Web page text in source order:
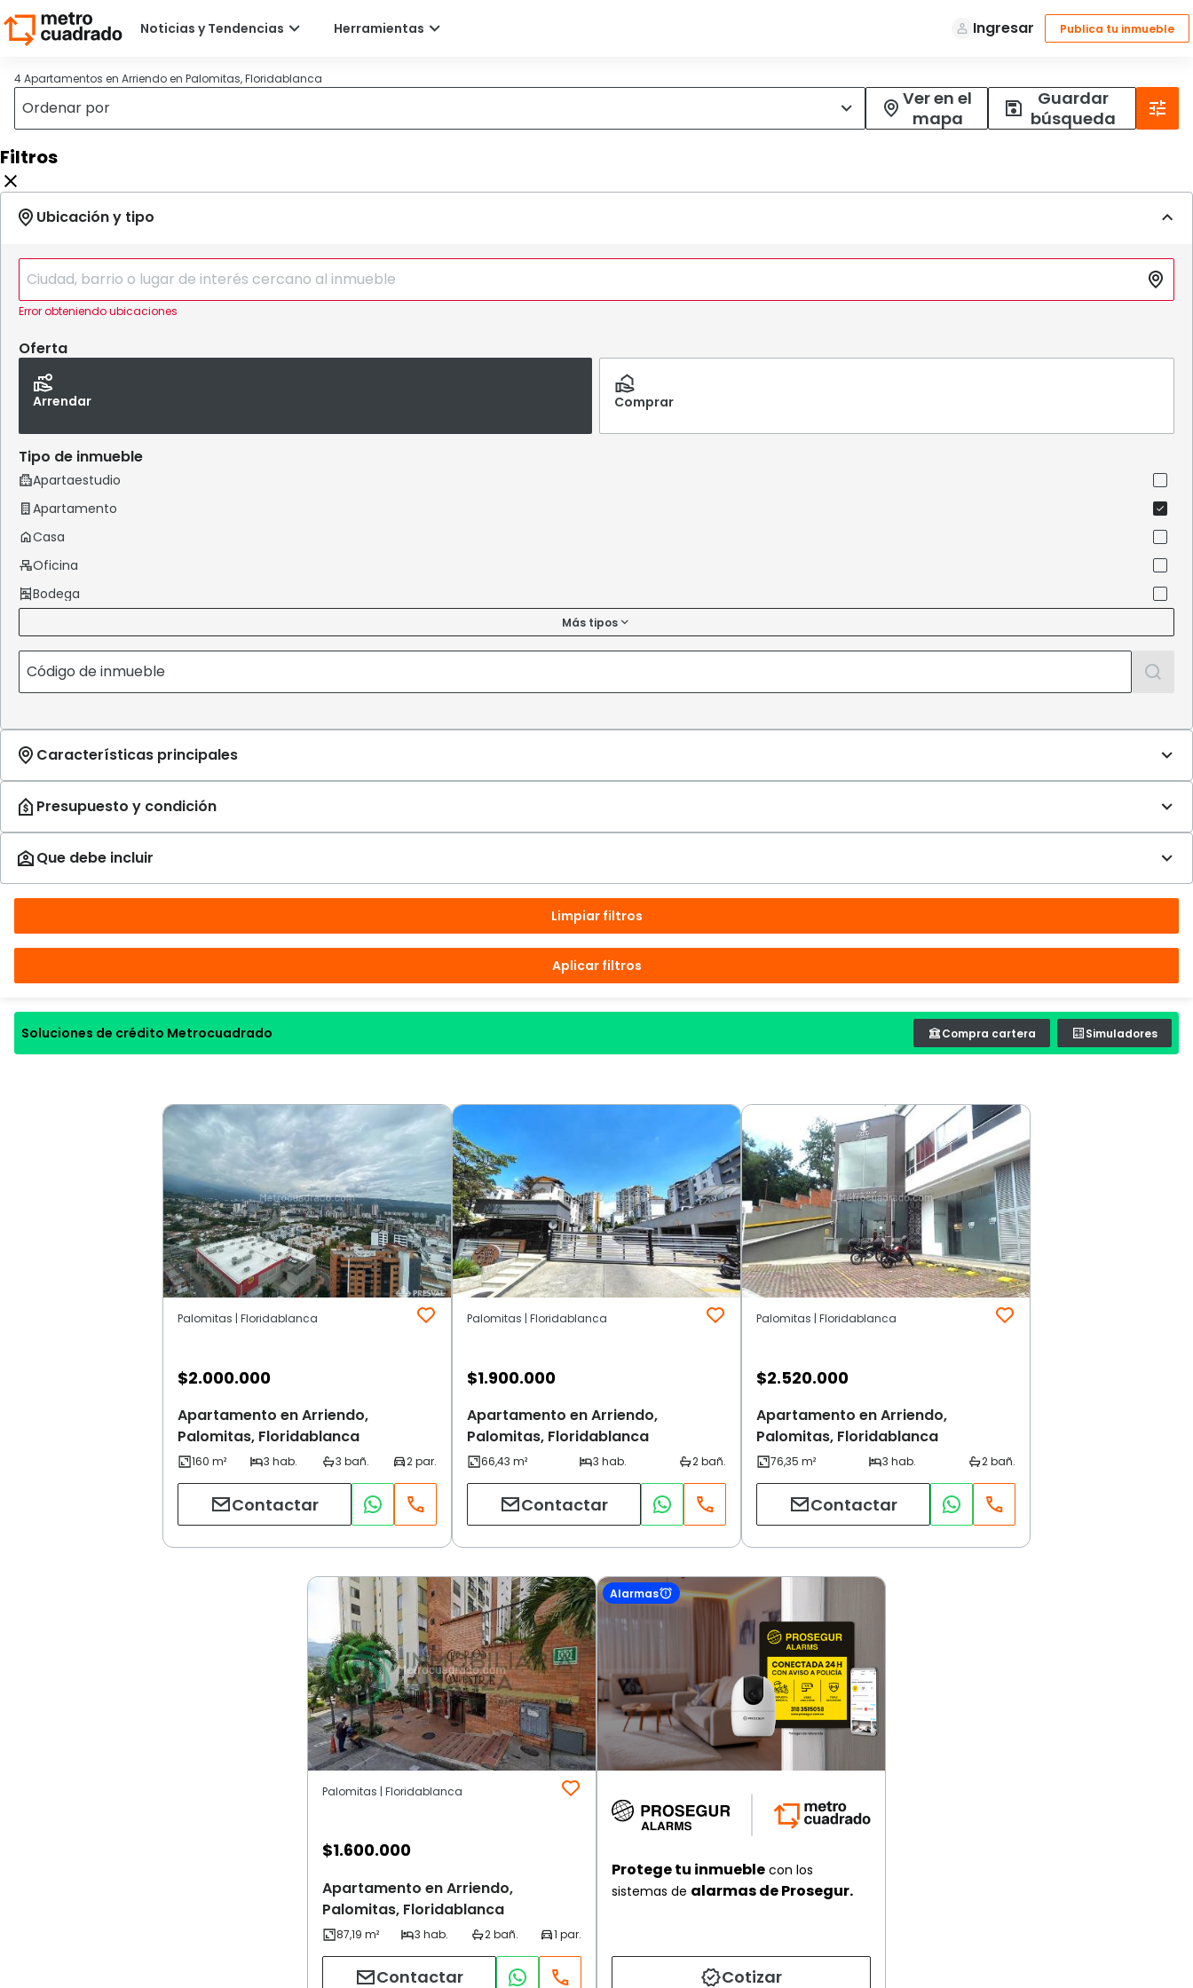
4 Apartamentos en Arriendo en Palomitas, Floridablanca
Ver en el
mapa
Guardar
búsqueda
Filtros
Error obteniendo ubicaciones
Oferta
Arrendar Comprar
Tipo de inmueble
Más tipos
Limpiar filtros
Aplicar filtros
Soluciones de crédito Metrocuadrado Compra cartera Simuladores
Palomitas | Floridablanca
$2.000.000
Apartamento en Arriendo,
Palomitas, Floridablanca
Contactar
Palomitas | Floridablanca
$1.900.000
Apartamento en Arriendo,
Palomitas, Floridablanca
Contactar
Palomitas | Floridablanca
$2.520.000
Apartamento en Arriendo,
Palomitas, Floridablanca
Contactar
Palomitas | Floridablanca
$1.600.000
Apartamento en Arriendo,
Palomitas, Floridablanca
Contactar
Alarmas
Protege tu inmueble con los
sistemas de alarmas de Prosegur.
Cotizar